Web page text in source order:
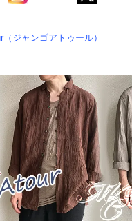
（ジャンゴアトゥール）